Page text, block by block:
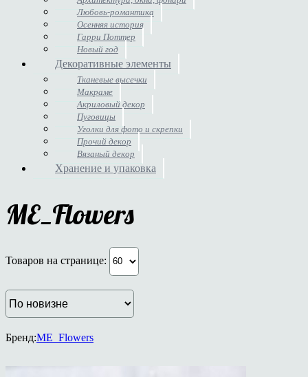
Любовь-романтика
Осенняя история
Гарри Поттер
Новый год
Декоративные элементы
Тканевые высечки
Макраме
Акриловый декор
Пуговицы
Уголки для фото и скрепки
Прочий декор
Вязаный декор
Хранение и упаковка
ME_Flowers
Товаров на странице:
Бренд:ME_Flowers